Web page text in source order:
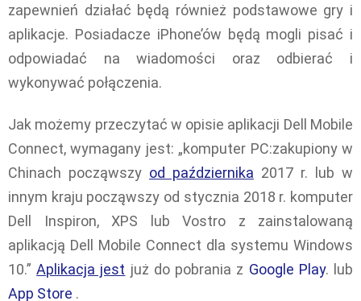
zapewnień działać będą również podstawowe gry i
aplikacje. Posiadacze iPhone’ów będą mogli pisać i
odpowiadać na wiadomości oraz odbierać i
wykonywać połączenia.
Jak możemy przeczytać w opisie aplikacji Dell Mobile
Connect, wymagany jest: „komputer PC:zakupiony w
Chinach począwszy od października 2017 r. lub w
innym kraju począwszy od stycznia 2018 r. komputer
Dell Inspiron, XPS lub Vostro z zainstalowaną
aplikacją Dell Mobile Connect dla systemu Windows
10.”Aplikacja jest już do pobrania z Google Play. lub
App Store .